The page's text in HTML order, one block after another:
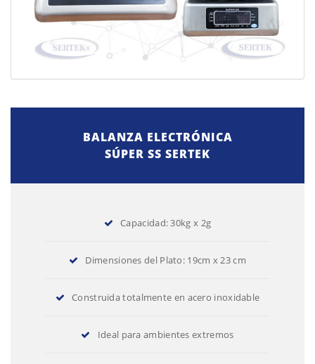
BALANZA ELECTRÓNICA
SÚPER SS SERTEK
Capacidad: 30kg x 2g
Dimensiones del Plato: 19cm x 23 cm
Construida totalmente en acero inoxidable
Ideal para ambientes extremos